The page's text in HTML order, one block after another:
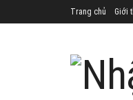
Trang chủ Giới